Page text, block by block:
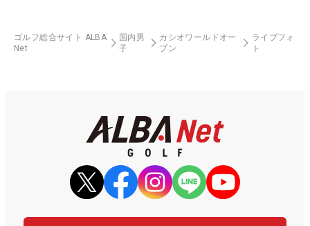
ゴルフ総合サイト ALBA
Net
国内男
子
カシオワールドオー
プン
ライブフォ
ト